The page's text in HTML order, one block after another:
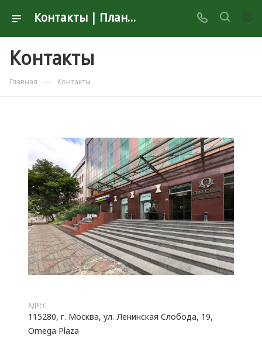
Контакты | Планета Секонд Хенд
Контакты
Главная — Контакты
АДРЕС
115280, г. Москва, ул. Ленинская Слобода, 19,
Omega Plaza